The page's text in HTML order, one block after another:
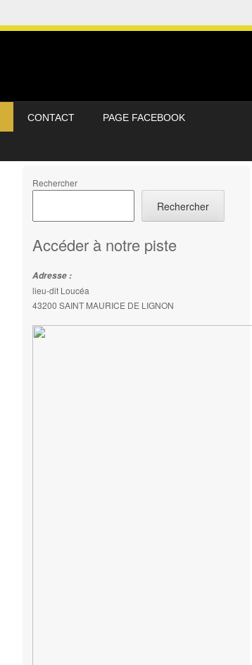
CONTACT PAGE FACEBOOK
Rechercher
Rechercher
Accéder à notre piste
Adresse :
lieu-dit Loucéa
43200 SAINT MAURICE DE LIGNON